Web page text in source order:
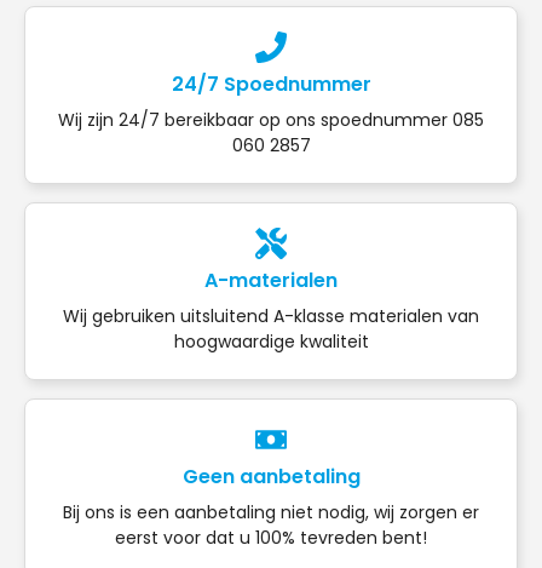
24/7 Spoednummer
Wij zijn 24/7 bereikbaar op ons spoednummer 085
060 2857
A-materialen
Wij gebruiken uitsluitend A-klasse materialen van
hoogwaardige kwaliteit
Geen aanbetaling
Bij ons is een aanbetaling niet nodig, wij zorgen er
eerst voor dat u 100% tevreden bent!